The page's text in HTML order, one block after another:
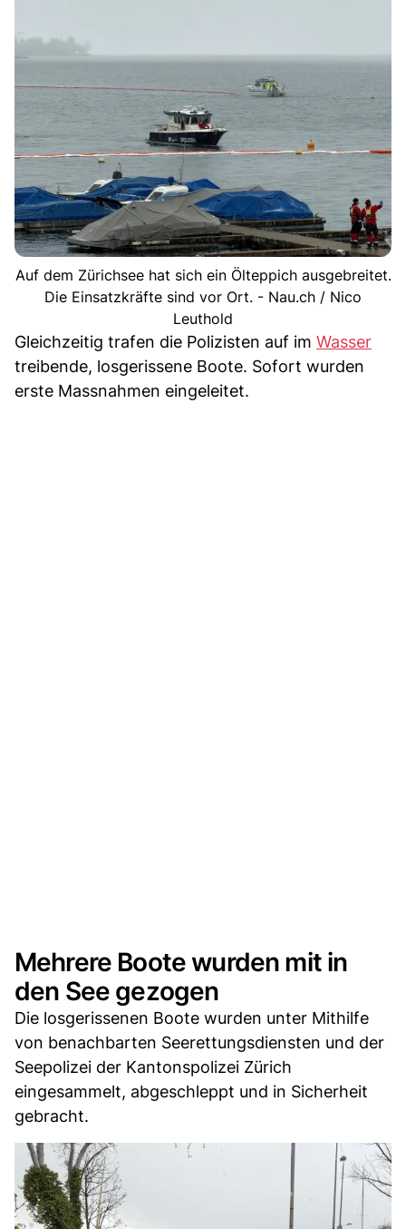
Auf dem Zürichsee hat sich ein Ölteppich ausgebreitet.
Die Einsatzkräfte sind vor Ort. - Nau.ch / Nico
Leuthold
Gleichzeitig trafen die Polizisten auf im Wasser
treibende, losgerissene Boote. Sofort wurden
erste Massnahmen eingeleitet.
Mehrere Boote wurden mit in
den See gezogen
Die losgerissenen Boote wurden unter Mithilfe
von benachbarten Seerettungsdiensten und der
Seepolizei der Kantonspolizei Zürich
eingesammelt, abgeschleppt und in Sicherheit
gebracht.